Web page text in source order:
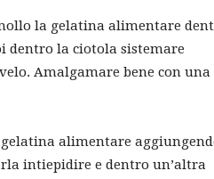
la gelatina alimentare
dentro la ciotola sistemare
Amalgamare bene con una
gelatina alimentare
intiepidire e dentro un’altra